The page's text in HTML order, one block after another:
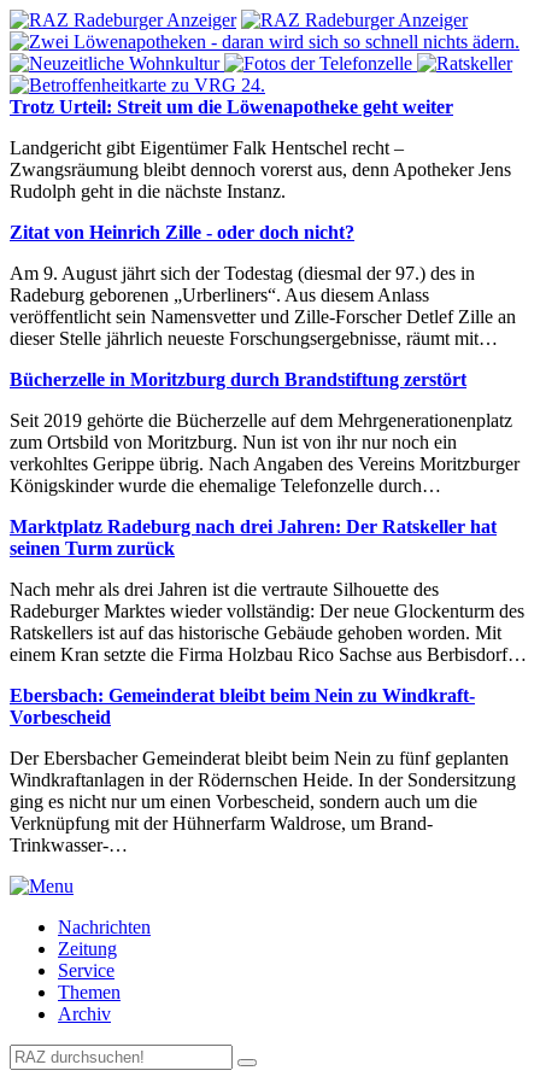
Trotz Urteil: Streit um die Löwenapotheke geht weiter
Landgericht gibt Eigentümer Falk Hentschel recht –
Zwangsräumung bleibt dennoch vorerst aus, denn Apotheker Jens
Rudolph geht in die nächste Instanz.
Zitat von Heinrich Zille - oder doch nicht?
Am 9. August jährt sich der Todestag (diesmal der 97.) des in
Radeburg geborenen „Urberliners“. Aus diesem Anlass
veröffentlicht sein Namensvetter und Zille-Forscher Detlef Zille an
dieser Stelle jährlich neueste Forschungsergebnisse, räumt mit…
Bücherzelle in Moritzburg durch Brandstiftung zerstört
Seit 2019 gehörte die Bücherzelle auf dem Mehrgenerationenplatz
zum Ortsbild von Moritzburg. Nun ist von ihr nur noch ein
verkohltes Gerippe übrig. Nach Angaben des Vereins Moritzburger
Königskinder wurde die ehemalige Telefonzelle durch…
Marktplatz Radeburg nach drei Jahren: Der Ratskeller hat
seinen Turm zurück
Nach mehr als drei Jahren ist die vertraute Silhouette des
Radeburger Marktes wieder vollständig: Der neue Glockenturm des
Ratskellers ist auf das historische Gebäude gehoben worden. Mit
einem Kran setzte die Firma Holzbau Rico Sachse aus Berbisdorf…
Ebersbach: Gemeinderat bleibt beim Nein zu Windkraft-
Vorbescheid
Der Ebersbacher Gemeinderat bleibt beim Nein zu fünf geplanten
Windkraftanlagen in der Rödernschen Heide. In der Sondersitzung
ging es nicht nur um einen Vorbescheid, sondern auch um die
Verknüpfung mit der Hühnerfarm Waldrose, um Brand-
Trinkwasser-…
Nachrichten
Zeitung
Service
Themen
Archiv